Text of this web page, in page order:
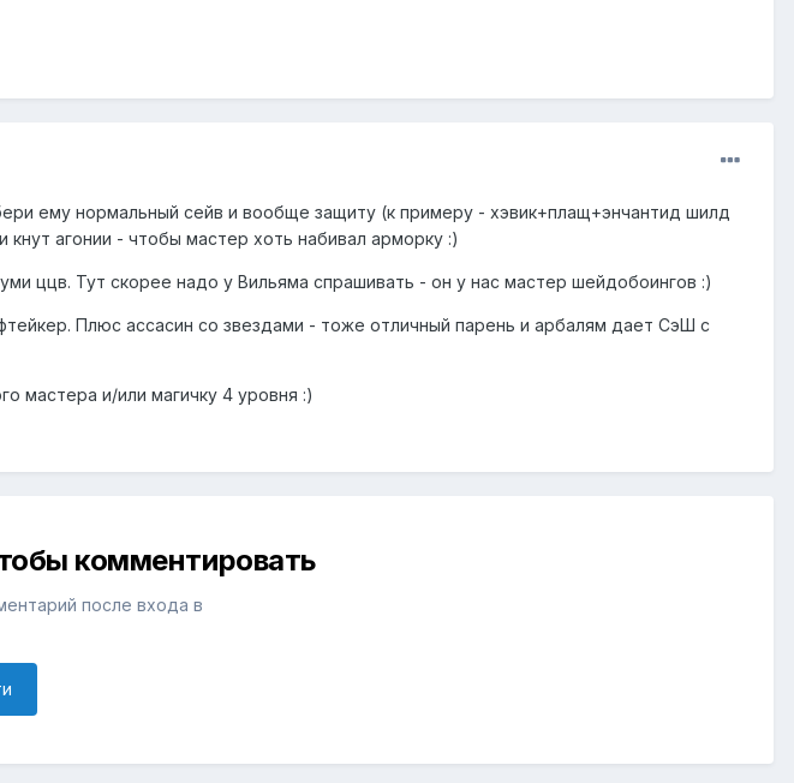
ему нормальный сейв и вообще защиту (к примеру - хэвик+плащ+энчантид шилд
агонии - чтобы мастер хоть набивал арморку :)
ццв. Тут скорее надо у Вильяма спрашивать - он у нас мастер шейдобоингов :)
Плюс ассасин со звездами - тоже отличный парень и арбалям дает СэШ с
мастера и/или магичку 4 уровня :)
комментировать
после входа в